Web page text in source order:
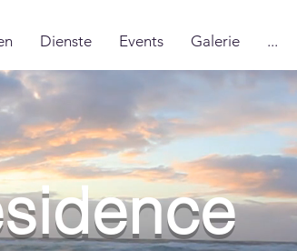
Dienste Events Galerie ...